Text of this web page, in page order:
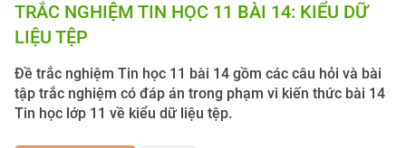
TRẮC NGHIỆM TIN HỌC 11 BÀI 14: KIỂU DỮ
LIỆU TỆP
Đề trắc nghiệm Tin học 11 bài 14 gồm các câu hỏi và bài
tập trắc nghiệm có đáp án trong phạm vi kiến thức bài 14
Tin học lớp 11 về kiểu dữ liệu tệp.